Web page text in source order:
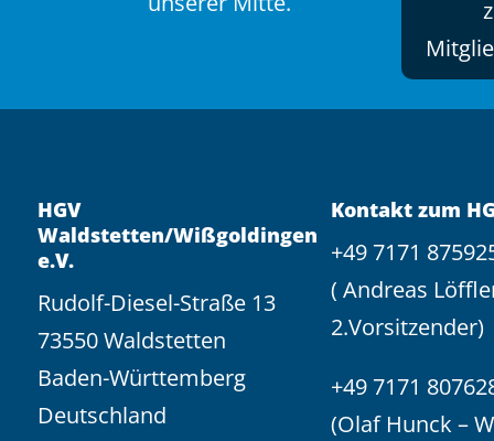
HGV
Waldstetten/Wißgoldingen
e.V.
Rudolf-Diesel-Straße 13
73550 Waldstetten
Baden-Württemberg
Deutschland
Kontakt zum
+49 7171
( Andreas
2.Vorsitzender)
+49 7171
(Olaf Hunck –